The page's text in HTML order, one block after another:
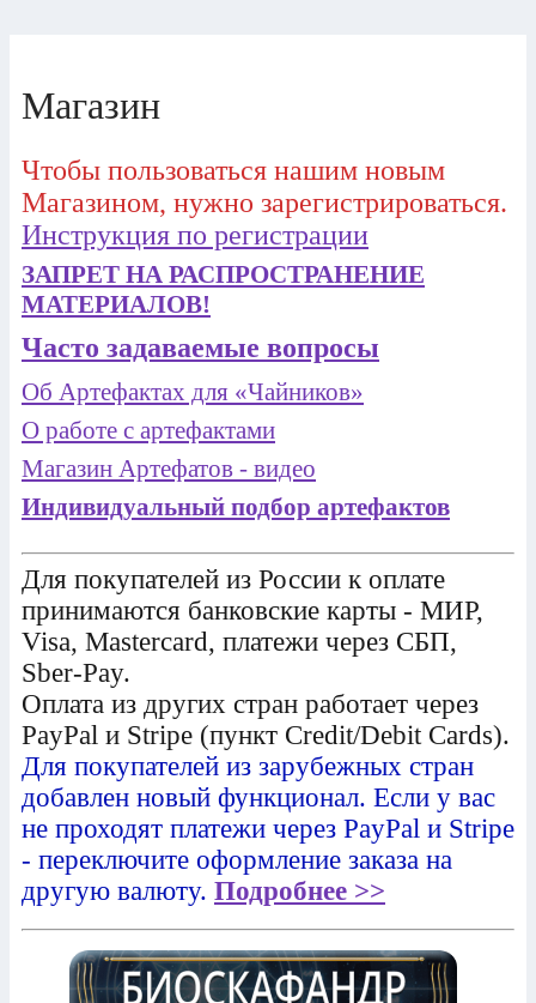
Магазин
Чтобы пользоваться нашим новым
Магазином, нужно зарегистрироваться.
Инструкция по регистрации
ЗАПРЕТ НА РАСПРОСТРАНЕНИЕ
МАТЕРИАЛОВ!
Часто задаваемые вопросы
Об Артефактах для «Чайников»
О работе с артефактами
Магазин Артефатов - видео
Индивидуальный подбор артефактов
Для покупателей из России к оплате
принимаются банковские карты - МИР,
Visa, Mastercard, платежи через СБП,
Sber-Pay.
Оплата из других стран работает через
PayPal и Stripe (пункт Credit/Debit Cards).
Для покупателей из зарубежных стран
добавлен новый функционал. Если у вас
не проходят платежи через PayPal и Stripe
- переключите оформление заказа на
другую валюту. Подробнее >>